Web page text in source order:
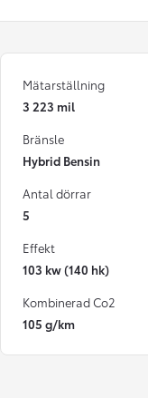
Mätarställning
3 223 mil
Bränsle
Hybrid Bensin
Antal dörrar
5
Effekt
103 kw (140 hk)
Kombinerad Co2
105 g/km